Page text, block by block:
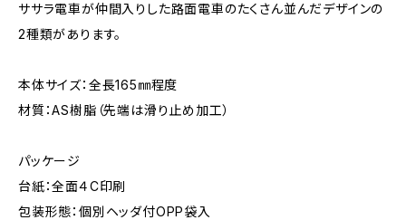
ササラ電車が仲間入りした路面電車のたくさん並んだデザインの
2種類があります。
本体サイズ：全長165㎜程度
材質：AS樹脂（先端は滑り止め加工）
パッケージ
台紙：全面４C印刷
包装形態：個別ヘッダ付OPP袋入